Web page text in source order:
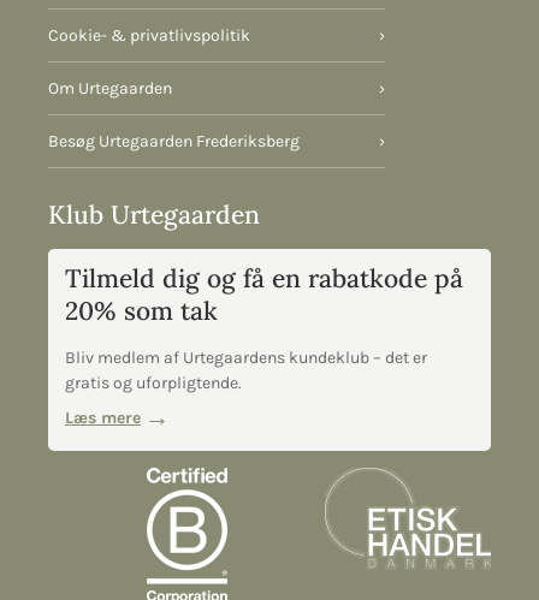
Cookie- & privatlivspolitik ›
Om Urtegaarden ›
Besøg Urtegaarden Frederiksberg ›
Klub Urtegaarden
Tilmeld dig og få en rabatkode på
20% som tak
Bliv medlem af Urtegaardens kundeklub – det er
gratis og uforpligtende.
Læs mere